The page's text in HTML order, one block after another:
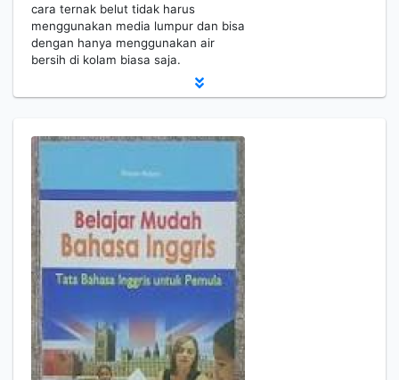
cara ternak belut tidak harus
menggunakan media lumpur dan bisa
dengan hanya menggunakan air
bersih di kolam biasa saja.